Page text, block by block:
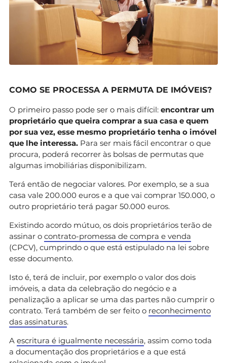
COMO SE PROCESSA A PERMUTA DE IMÓVEIS?
O primeiro passo pode ser o mais difícil: encontrar um
proprietário que queira comprar a sua casa e quem
por sua vez, esse mesmo proprietário tenha o imóvel
que lhe interessa. Para ser mais fácil encontrar o que
procura, poderá recorrer às bolsas de permutas que
algumas imobiliárias disponibilizam.
Terá então de negociar valores. Por exemplo, se a sua
casa vale 200.000 euros e a que vai comprar 150.000, o
outro proprietário terá pagar 50.000 euros.
Existindo acordo mútuo, os dois proprietários terão de
assinar o contrato-promessa de compra e venda
(CPCV), cumprindo o que está estipulado na lei sobre
esse documento.
Isto é, terá de incluir, por exemplo o valor dos dois
imóveis, a data da celebração do negócio e a
penalização a aplicar se uma das partes não cumprir o
contrato. Terá também de ser feito o reconhecimento
das assinaturas.
A escritura é igualmente necessária, assim como toda
a documentação dos proprietários e a que está